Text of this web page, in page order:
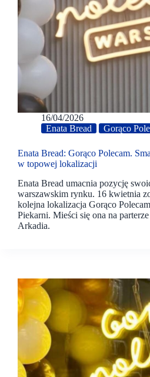
16/04/2026
Enata Bread
Gorąco
Enata Bread: Gorąco Polecam.
w topowej lokalizacji
Enata Bread umacnia pozycję
warszawskim rynku. 16 kwietnia
kolejna lokalizacja Gorąco
Piekarni. Mieści się ona na
Arkadia.